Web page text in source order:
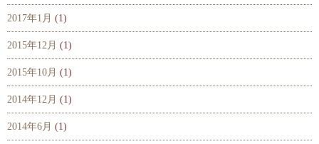
2017年1月 (1)
2015年12月 (1)
2015年10月 (1)
2014年12月 (1)
2014年6月 (1)